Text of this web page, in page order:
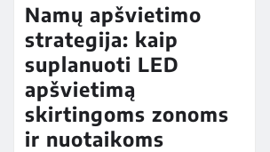
Namų apšvietimo
strategija: kaip
suplanuoti LED
apšvietimą
skirtingoms zonoms
ir nuotaikoms